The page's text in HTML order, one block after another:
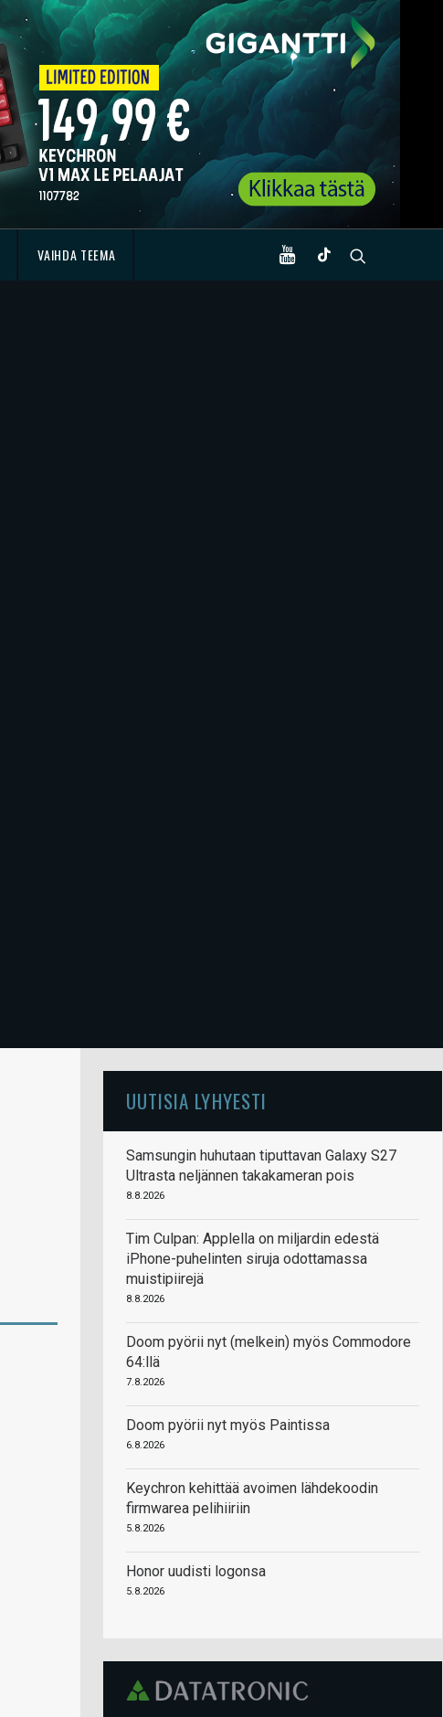
VAIHDA TEEMA
UUTISIA LYHYESTI
Samsungin huhutaan tiputtavan Galaxy S27
Ultrasta neljännen takakameran pois
8.8.2026
Tim Culpan: Applella on miljardin edestä
iPhone-puhelinten siruja odottamassa
muistipiirejä
8.8.2026
Doom pyörii nyt (melkein) myös Commodore
64:llä
7.8.2026
Doom pyörii nyt myös Paintissa
6.8.2026
Keychron kehittää avoimen lähdekoodin
firmwarea pelihiiriin
5.8.2026
Honor uudisti logonsa
5.8.2026